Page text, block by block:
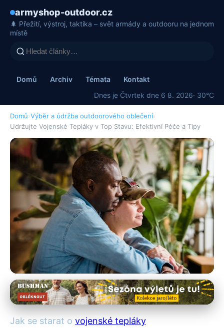
armyshop-outdoor.cz
🌲 Přežití, výstroj, taktika – svět armády a outdooru na jednom
místě
Domů Archiv Témata
Kontakt
Dnes je Čtvrtek dne 6 8. 2026· 30°C
Domů›Výběr a údržba outdoorového oblečení›
Udržujte Vojenské Tepláky v Top Stavu: Efektivní Péče a Tipy
Výběr a údržba outdoorového oblečení
Udržujte Vojenské Tepláky v
Jak se starat o vojenské tepláky